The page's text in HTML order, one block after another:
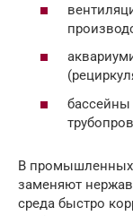
В промышленных
заменяют
среда быстро